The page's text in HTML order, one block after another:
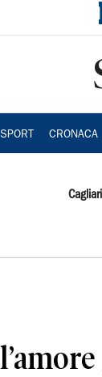
SPORT CRONACA
Cagliari